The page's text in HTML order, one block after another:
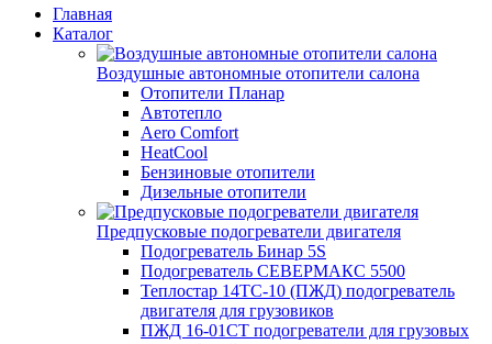
Главная
Каталог
Воздушные автономные отопители салона
Отопители Планар
Автотепло
Aero Comfort
HeatCool
Бензиновые отопители
Дизельные отопители
Предпусковые подогреватели двигателя
Подогреватель Бинар 5S
Подогреватель СЕВЕРМАКС 5500
Теплостар 14ТС-10 (ПЖД) подогреватель
двигателя для грузовиков
ПЖД 16-01СТ подогреватели для грузовых